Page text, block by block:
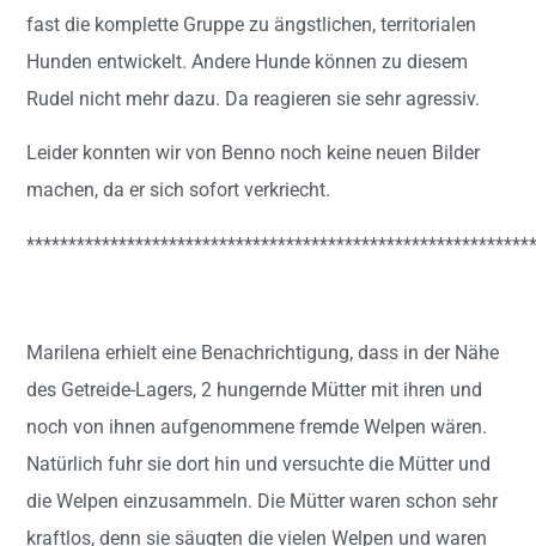
fast die komplette Gruppe zu ängstlichen, territorialen
Hunden entwickelt. Andere Hunde können zu diesem
Rudel nicht mehr dazu. Da reagieren sie sehr agressiv.
Leider konnten wir von Benno noch keine neuen Bilder
machen, da er sich sofort verkriecht.
Marilena erhielt eine Benachrichtigung, dass in der Nähe
des Getreide-Lagers, 2 hungernde Mütter mit ihren und
noch von ihnen aufgenommene fremde Welpen wären.
Natürlich fuhr sie dort hin und versuchte die Mütter und
die Welpen einzusammeln. Die Mütter waren schon sehr
kraftlos, denn sie säugten die vielen Welpen und waren